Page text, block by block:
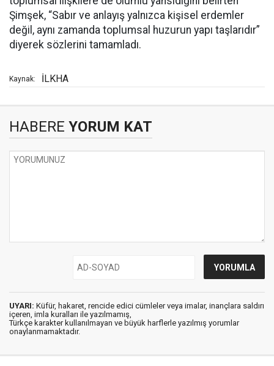
Şimşek, “Sabır ve anlayış yalnızca kişisel erdemler
değil, aynı zamanda toplumsal huzurun yapı taşlarıdır”
diyerek sözlerini tamamladı.
Kaynak: İLKHA
HABERE YORUM KAT
UYARI: Küfür, hakaret, rencide edici cümleler veya imalar, inançlara saldırı
içeren, imla kuralları ile yazılmamış,
Türkçe karakter kullanılmayan ve büyük harflerle yazılmış yorumlar
onaylanmamaktadır.